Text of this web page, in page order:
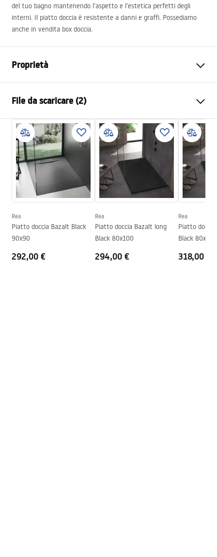
del tuo bagno mantenendo l’aspetto e l’estetica perfetti degli
interni. Il piatto doccia è resistente a danni e graffi. Possediamo
anche in vendita box doccia.
Proprietà
Materiale
Lunghezza
1000mm
Larghezza
800 mm
Altezza
25mm
Metodo di installazione
Sul pavimento, Da incasso
Diametro scarico
90
mm
Tagliabile
SÌ
Sifone incluso
Garanzia
24 mesi
File da scaricare (2)
Istruzioni per l'installazione
manual - IT.pdf
Istruzioni di montaggio
Shower tray.pdf
Rea
Piatto doccia Bazalt Black
90x90
292,00 €
Rea
Piatto doccia Bazalt long
Black 80x100
294,00 €
Rea
Piatto
Black 80x120
318,00 €